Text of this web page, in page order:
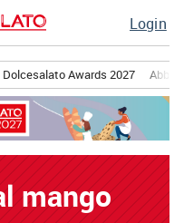
Login
Dolcesalato Awards 2027
mango